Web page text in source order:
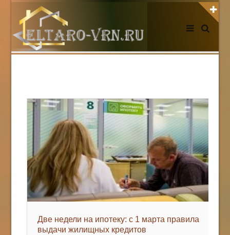
АВТОРИЗАЦИЯ НА САЙТЕ
Регистрация
НОВОСТИ СЕГОДНЯ
Две недели на ипотеку: с 1 марта правила
выдачи жилищных кредитов